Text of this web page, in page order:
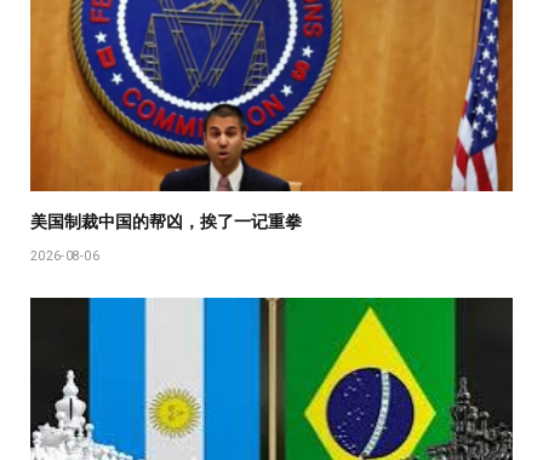
美国制裁中国的帮凶，挨了一记重拳
2026-08-06